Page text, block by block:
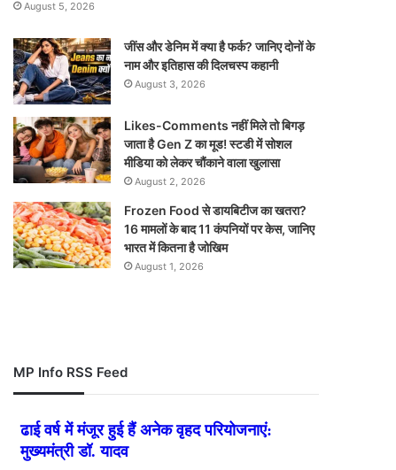
August 5, 2026
जींस और डेनिम में क्या है फर्क? जानिए दोनों के
नाम और इतिहास की दिलचस्प कहानी
August 3, 2026
Likes-Comments नहीं मिले तो बिगड़
जाता है Gen Z का मूड! स्टडी में सोशल
मीडिया को लेकर चौंकाने वाला खुलासा
August 2, 2026
Frozen Food से डायबिटीज का खतरा?
16 मामलों के बाद 11 कंपनियों पर केस, जानिए
भारत में कितना है जोखिम
August 1, 2026
MP Info RSS Feed